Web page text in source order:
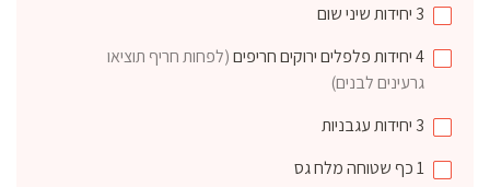
3 יחידותשיני שום
4יחידותפלפלים ירוקים חריפים(לפחות חריף תוציאו
גרעינים לבנים)
3 יחידותעגבניות
1כף שטוחהמלח גס